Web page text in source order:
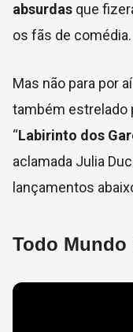
absurdas que
os fãs de comédia.
Mas não para por
também estrelado
“Labirinto dos
aclamada Julia
lançamentos
Todo Mundo